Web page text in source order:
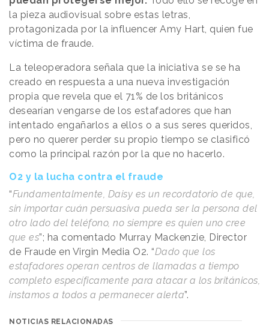
la pieza audiovisual sobre estas letras,
protagonizada por la influencer Amy Hart, quien fue
víctima de fraude.
La teleoperadora señala que la iniciativa se se ha
creado en respuesta a una nueva investigación
propia que revela que el 71% de los británicos
desearían vengarse de los estafadores que han
intentado engañarlos a ellos o a sus seres queridos,
pero no querer perder su propio tiempo se clasificó
como la principal razón por la que no hacerlo.
O2 y la lucha contra el fraude
“Fundamentalmente, Daisy es un recordatorio de que,
sin importar cuán persuasiva pueda ser la persona del
otro lado del teléfono, no siempre es quien uno cree
que es”; ha comentado Murray Mackenzie, Director
de Fraude en Virgin Media O2. “Dado que los
estafadores operan centros de llamadas a tiempo
completo específicamente para atacar a los británicos,
instamos a todos a permanecer alerta”.
NOTICIAS RELACIONADAS